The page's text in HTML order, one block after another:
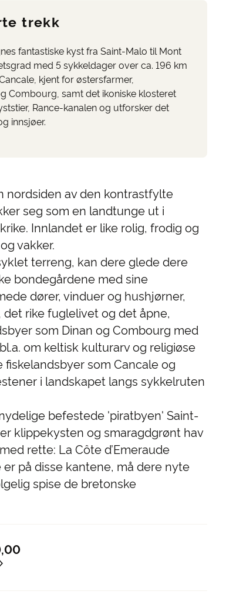
trekk
fantastiske kyst fra Saint-Malo til Mont
med 5 sykkeldager over ca. 196 km
kjent for østersfarmer,
Combourg, samt det ikoniske klosteret
Rance-kanalen og utforsker det
innsjøer.
nordsiden av den kontrastfylte
seg som en landtunge ut i
Innlandet er like rolig, frodig og
vakker.
terreng, kan dere glede dere
bondegårdene med sine
dører, vinduer og hushjørner,
rike fuglelivet og det åpne,
som Dinan og Combourg med
om keltisk kulturarv og religiøse
som Cancale og
i landskapet langs sykkelruten
befestede 'piratbyen' Saint-
klippekysten og smaragdgrønt hav
rette: La Côte d’Emeraude
er på disse kantene, må dere nyte
spise de bretonske